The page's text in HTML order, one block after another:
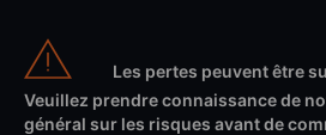
Les pertes peuvent être
Veuillez prendre connaissance de
général sur les risques avant de